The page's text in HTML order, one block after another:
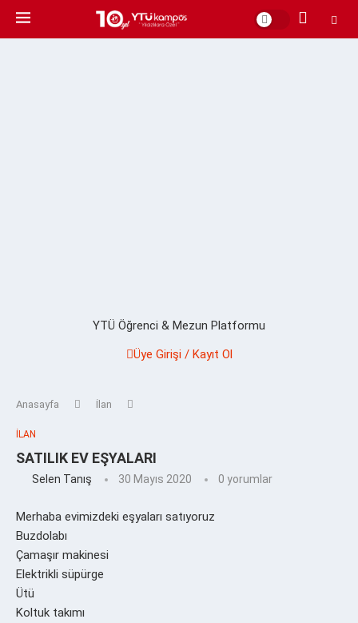
YTÜ Öğrenci & Mezun Platformu
Üye Girişi / Kayıt Ol
Anasayfa İlan
İLAN
SATILIK EV EŞYALARI
Selen Tanış 30 Mayıs 2020 0 yorumlar
Merhaba evimizdeki eşyaları satıyoruz
Buzdolabı
Çamaşır makinesi
Elektrikli süpürge
Ütü
Koltuk takımı